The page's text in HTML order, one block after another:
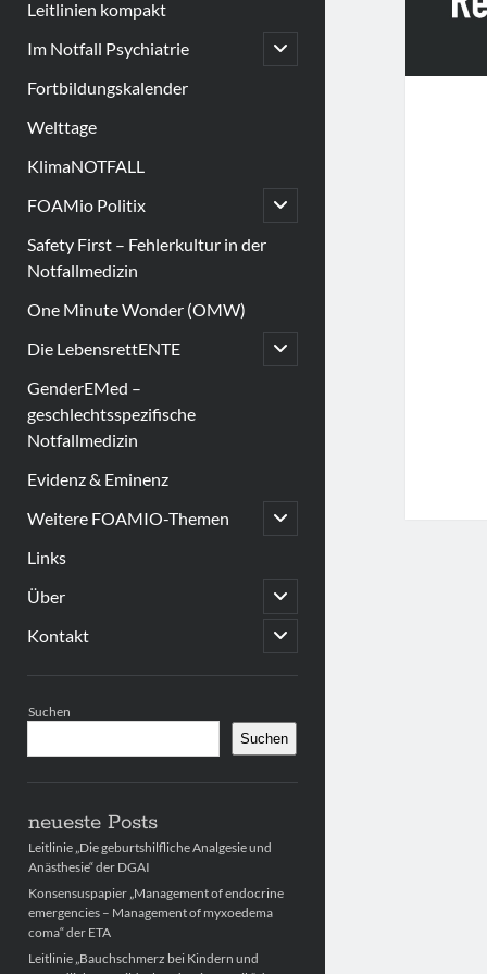
Leitlinien kompakt
Im Notfall Psychiatrie
open
child
Fortbildungskalender
Welttage
KlimaNOTFALL
FOAMio Politix
open
child
Safety First – Fehlerkultur in der
Notfallmedizin
One Minute Wonder (OMW)
Die LebensrettENTE
open
child
GenderEMed –
geschlechtsspezifische
Notfallmedizin
Evidenz & Eminenz
Weitere FOAMIO-Themen
open
child
Links
Über
open
child
menu
Kontakt
open
child
Suchen
Suchen
neueste Posts
Leitlinie „Die geburtshilfliche Analgesie und
Anästhesie“ der DGAI
Konsensuspapier „Management of endocrine
emergencies – Management of myxoedema
coma“ der ETA
Leitlinie „Bauchschmerz bei Kindern und